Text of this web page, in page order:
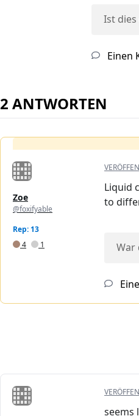
Ist dies
Einen
2 ANTWORTEN
Zoe
@foxifyable
Rep: 13
4
1
Liquid
to
War
seems